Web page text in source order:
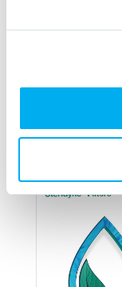
Download